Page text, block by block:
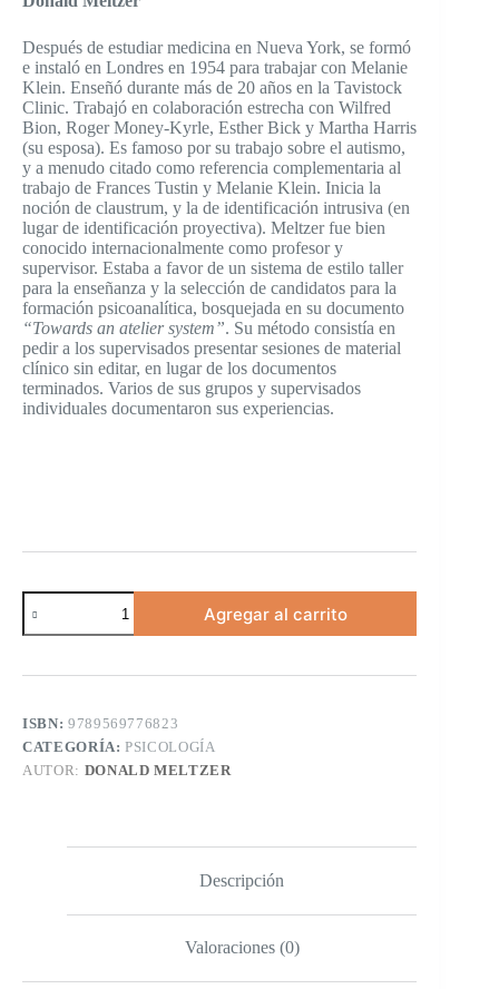
Después de estudiar medicina en Nueva York, se formó
e instaló en Londres en 1954 para trabajar con Melanie
Klein. Enseñó durante más de 20 años en la Tavistock
Clinic. Trabajó en colaboración estrecha con Wilfred
Bion, Roger Money-Kyrle, Esther Bick y Martha Harris
(su esposa). Es famoso por su trabajo sobre el autismo,
y a menudo citado como referencia complementaria al
trabajo de Frances Tustin y Melanie Klein. Inicia la
noción de claustrum, y la de identificación intrusiva (en
lugar de identificación proyectiva). Meltzer fue bien
conocido internacionalmente como profesor y
supervisor. Estaba a favor de un sistema de estilo taller
para la enseñanza y la selección de candidatos para la
formación psicoanalítica, bosquejada en su documento
“Towards an atelier system”. Su método consistía en
pedir a los supervisados presentar sesiones de material
clínico sin editar, en lugar de los documentos
terminados. Varios de sus grupos y supervisados
individuales documentaron sus experiencias.
Agregar al carrito
ISBN: 9789569776823
CATEGORÍA:PSICOLOGÍA
AUTOR: DONALD MELTZER
Descripción
Valoraciones (0)